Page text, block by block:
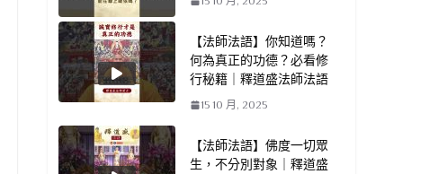
【法師法語】你知道嗎？
何為真正的功德？必看修
行秘籍｜釋道盛法師法語
15 10 月, 2025
【法師法語】佛度一切眾
生，不分別對象｜釋道盛